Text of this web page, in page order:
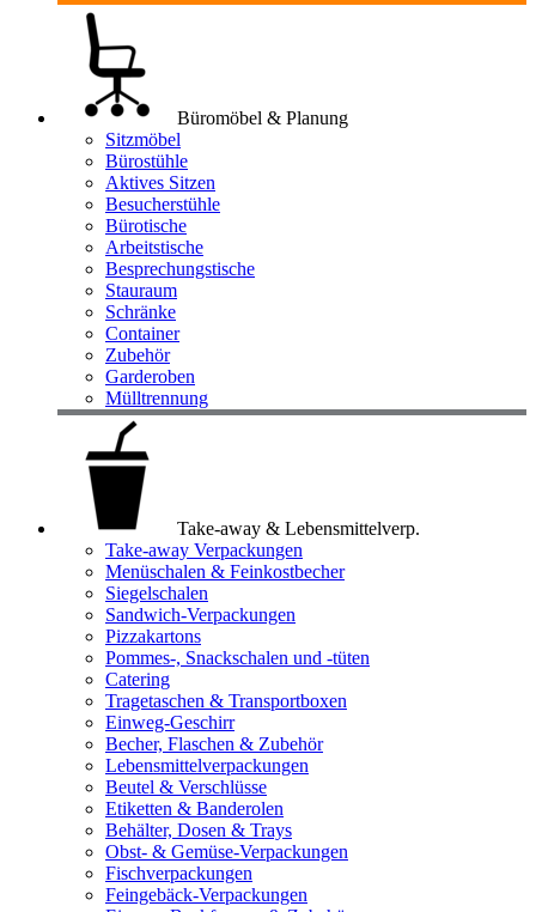
Büromöbel & Planung
Sitzmöbel
Bürostühle
Aktives Sitzen
Besucherstühle
Bürotische
Arbeitstische
Besprechungstische
Stauraum
Schränke
Container
Zubehör
Garderoben
Mülltrennung
Take-away & Lebensmittelverp.
Take-away Verpackungen
Menüschalen & Feinkostbecher
Siegelschalen
Sandwich-Verpackungen
Pizzakartons
Pommes-, Snackschalen und -tüten
Catering
Tragetaschen & Transportboxen
Einweg-Geschirr
Becher, Flaschen & Zubehör
Lebensmittelverpackungen
Beutel & Verschlüsse
Etiketten & Banderolen
Behälter, Dosen & Trays
Obst- & Gemüse-Verpackungen
Fischverpackungen
Feingebäck-Verpackungen